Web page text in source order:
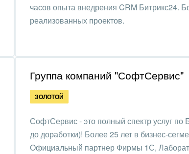
часов опыта внедрения CRM Битрикс24.
реализованных проектов.
Группа компаний "СофтСервис"
ЗОЛОТОЙ
СофтСервис - это полный спектр услуг по
до доработки)! Более 25 лет в бизнес-
Официальный партнер Фирмы 1С,